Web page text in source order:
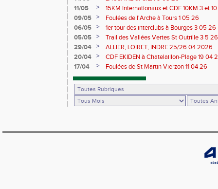
11/05
>
15KM Internationaux et CDF 10KM 3 et
09/05
>
Foulées de l'Arche à Tours 1 05 26
06/05
>
1er tour des interclubs à Bourges 3 05 26
05/05
>
Trail des Vallées Vertes St Outrille 3 5 26
29/04
>
ALLIER, LOIRET, INDRE 25/26 04 2026
20/04
>
CDF EKIDEN à Chatelaillon-Plage 19 04
17/04
> Foulées de St Martin Vierzon 11 04 26